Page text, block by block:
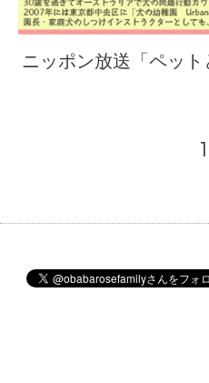
ニッポン放送「ペット
1